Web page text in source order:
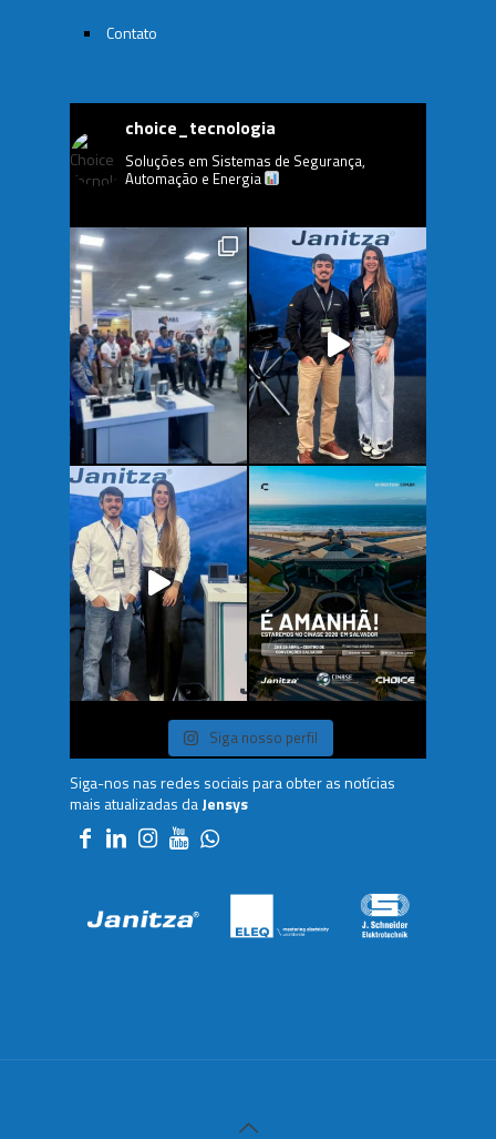
Contato
choice_tecnologia
Soluções em Sistemas de Segurança,
Automação e Energia
Siga nosso perfil
Siga-nos nas redes sociais para obter as notícias
mais atualizadas daJensys